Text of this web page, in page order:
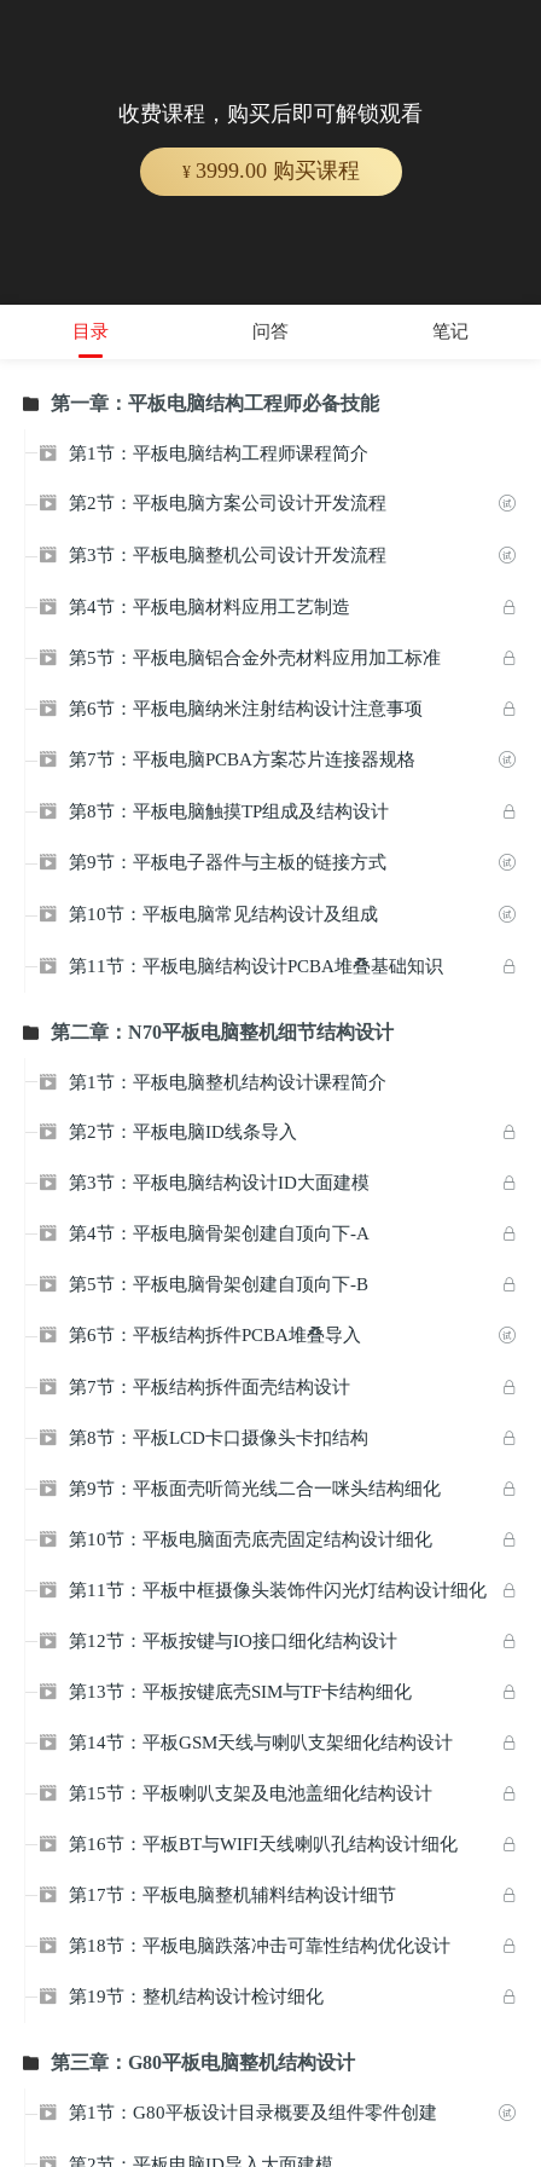
收费课程，购买后即可解锁观看
¥ 3999.00 购买课程
目录 问答 笔记
 第一章：平板电脑结构工程师必备技能
 第1节：平板电脑结构工程师课程简介

 第2节：平板电脑方案公司设计开发流程

 第3节：平板电脑整机公司设计开发流程

 第4节：平板电脑材料应用工艺制造

 第5节：平板电脑铝合金外壳材料应用加工标准

 第6节：平板电脑纳米注射结构设计注意事项

 第7节：平板电脑PCBA方案芯片连接器规格

 第8节：平板电脑触摸TP组成及结构设计

 第9节：平板电子器件与主板的链接方式

 第10节：平板电脑常见结构设计及组成

 第11节：平板电脑结构设计PCBA堆叠基础知识
 第二章：N70平板电脑整机细节结构设计
 第1节：平板电脑整机结构设计课程简介

 第2节：平板电脑ID线条导入

 第3节：平板电脑结构设计ID大面建模

 第4节：平板电脑骨架创建自顶向下-A

 第5节：平板电脑骨架创建自顶向下-B

 第6节：平板结构拆件PCBA堆叠导入

 第7节：平板结构拆件面壳结构设计

 第8节：平板LCD卡口摄像头卡扣结构

 第9节：平板面壳听筒光线二合一咪头结构细化

 第10节：平板电脑面壳底壳固定结构设计细化

 第11节：平板中框摄像头装饰件闪光灯结构设计细化

 第12节：平板按键与IO接口细化结构设计

 第13节：平板按键底壳SIM与TF卡结构细化

 第14节：平板GSM天线与喇叭支架细化结构设计

 第15节：平板喇叭支架及电池盖细化结构设计

 第16节：平板BT与WIFI天线喇叭孔结构设计细化

 第17节：平板电脑整机辅料结构设计细节

 第18节：平板电脑跌落冲击可靠性结构优化设计

 第19节：整机结构设计检讨细化
 第三章：G80平板电脑整机结构设计

 第1节：G80平板设计目录概要及组件零件创建